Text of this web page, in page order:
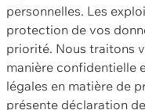
personnelles. Les
protection de vos
priorité. Nous traitons
manière confidentielle
légales en matière de
présente déclaration